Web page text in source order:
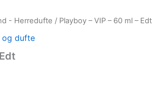
- Herredufte / Playboy – VIP – 60 ml – Edt
og dufte
price
is: